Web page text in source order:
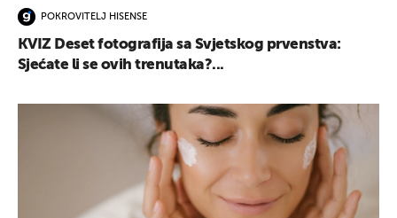
POKROVITELJ HISENSE
KVIZ Deset fotografija sa Svjetskog prvenstva:
Sjećate li se ovih trenutaka?...